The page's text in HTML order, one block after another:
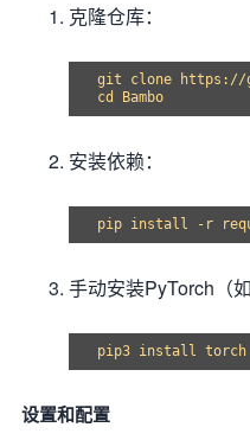
克隆仓库：
git clone https://
安装依赖：
手动安装PyTorch（
设置和配置